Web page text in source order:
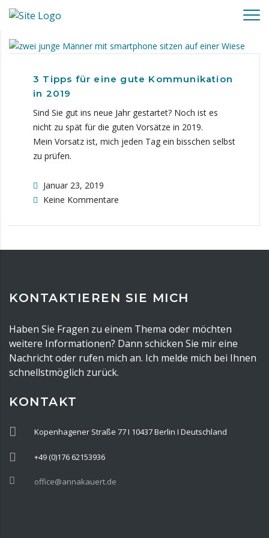
Mit der Nutzung dieser Webseite erklären Sie sich damit
einverstanden, dass wir Cookies verwenden.
3 Tipps für eine gute Kommunikation
in 2019
Sind Sie gut ins neue Jahr gestartet? Noch ist es
nicht zu spät für die guten Vorsätze in 2019.
Mein Vorsatz ist, mich jeden Tag ein bisschen selbst
zu prüfen.
Januar 23, 2019
Keine Kommentare
KONTAKTIEREN SIE MICH
Haben Sie Fragen zu einem Thema oder möchten
weitere Informationen? Dann schicken Sie mir eine
Nachricht oder rufen mich an. Ich melde mich bei Ihnen
schnellstmöglich zurück.
KONTAKT
Kopenhagener Straße 77 I 10437 Berlin I Deutschland
+49 (0)176 62153936
office@annakauert.de